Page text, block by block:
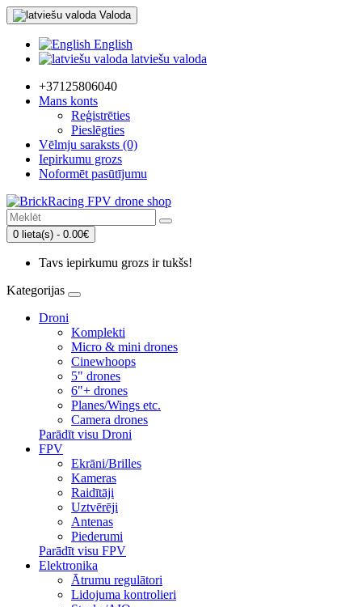
Valoda
English
latviešu valoda
+37125806040
Mans konts
Reģistrēties
Pieslēgties
Vēlmju saraksts (0)
Iepirkumu grozs
Noformēt pasūtījumu
0 lieta(s) - 0.00€
Tavs iepirkumu grozs ir tukšs!
Kategorijas
Droni
Komplekti
Micro & mini drones
Cinewhoops
5" drones
6"+ drones
Planes/Wings etc.
Camera drones
Parādīt visu Droni
FPV
Ekrāni/Brilles
Kameras
Raidītāji
Uztvērēji
Antenas
Piederumi
Parādīt visu FPV
Elektronika
Ātrumu regulātori
Lidojuma kontrolieri